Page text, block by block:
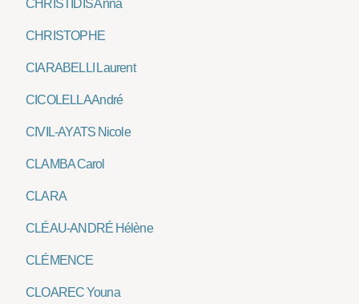
CHRISTIDIS Anna
CHRISTOPHE
CIARABELLI Laurent
CICOLELLA André
CIVIL-AYATS Nicole
CLAMBA Carol
CLARA
CLÉAU-ANDRÉ Hélène
CLÉMENCE
CLOAREC Youna